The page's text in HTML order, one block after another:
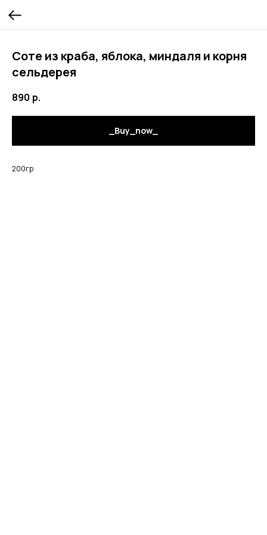
Соте из краба, яблока, миндаля и корня
сельдерея
890 р.
_Buy_now_
200гр